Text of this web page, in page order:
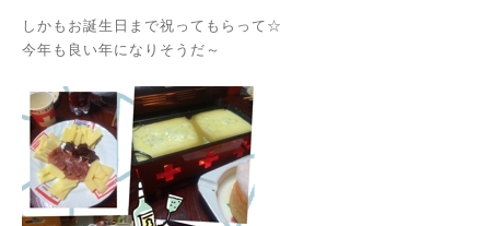
しかもお誕生日まで祝ってもらって☆
今年も良い年になりそうだ～